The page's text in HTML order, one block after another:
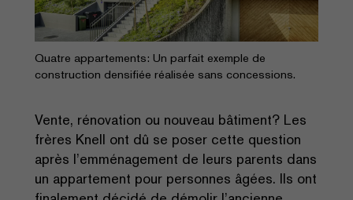
Quatre appartements: Un parfait exemple de
construction densifiée réalisée sans concessions.
Vente, rénovation ou nouveau bâtiment? Les
frères Knell ont dû se poser cette question
après l’emménagement de leurs parents dans
un appartement pour personnes âgées. Ils ont